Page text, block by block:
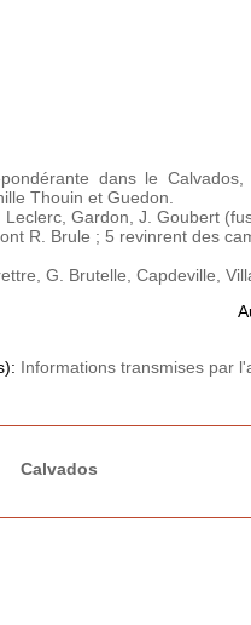
dans le
Thouin et Guedon.
Gardon, J. Goubert
R. Brule ; 5 revinrent des
G. Brutelle, Capdeville,
Informations transmises par
Calvados